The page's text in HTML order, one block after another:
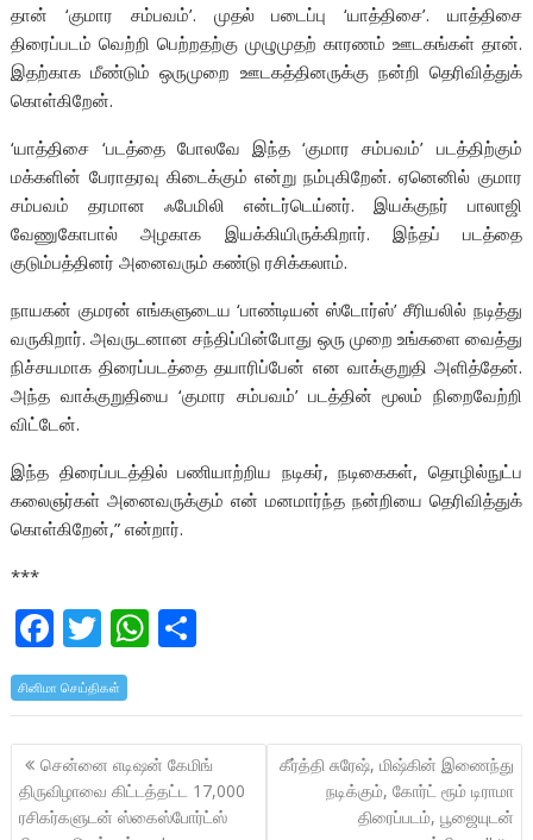
தான் ‘குமார சம்பவம்’. முதல் படைப்பு ‘யாத்திசை’. யாத்திசை
திரைப்படம் வெற்றி பெற்றதற்கு முழுமுதற் காரணம் ஊடகங்கள் தான்.
இதற்காக மீண்டும் ஒருமுறை ஊடகத்தினருக்கு நன்றி தெரிவித்துக்
கொள்கிறேன்.
‘யாத்திசை ‘படத்தை போலவே இந்த ‘குமார சம்பவம்’ படத்திற்கும்
மக்களின் பேராதரவு கிடைக்கும் என்று நம்புகிறேன். ஏனெனில் குமார
சம்பவம் தரமான ஃபேமிலி என்டர்டெய்னர். இயக்குநர் பாலாஜி
வேணுகோபால் அழகாக இயக்கியிருக்கிறார். இந்தப் படத்தை
குடும்பத்தினர் அனைவரும் கண்டு ரசிக்கலாம்.
நாயகன் குமரன் எங்களுடைய ‘பாண்டியன் ஸ்டோர்ஸ்’ சீரியலில் நடித்து
வருகிறார். அவருடனான சந்திப்பின்போது ஒரு முறை உங்களை வைத்து
நிச்சயமாக திரைப்படத்தை தயாரிப்பேன் என வாக்குறுதி அளித்தேன்.
அந்த வாக்குறுதியை ‘குமார சம்பவம்’ படத்தின் மூலம் நிறைவேற்றி
விட்டேன்.
இந்த திரைப்படத்தில் பணியாற்றிய நடிகர், நடிகைகள், தொழில்நுட்ப
கலைஞர்கள் அனைவருக்கும் என் மனமார்ந்த நன்றியை தெரிவித்துக்
கொள்கிறேன்,” என்றார்.
***
F
ac
e
b
o
o
T
w
itt
er
W
at
s
A
p
ar
e
சினிமா செய்திகள்
Post
navigation
சென்னை எடிஷன் கேமிங்
திருவிழாவை கிட்டத்தட்ட 17,000
ரசிகர்களுடன் ஸ்கைஸ்போர்ட்ஸ்
கீர்த்தி சுரேஷ், மிஷ்கின் இணைந்து
நடிக்கும், கோர்ட் ரூம் டிராமா
திரைப்படம், பூஜையுடன்